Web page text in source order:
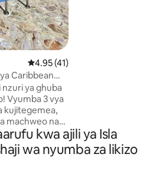
Ukadiriaji wa wastani wa 4.95
4.95 (41)
Caribbean
ya ghuba
Vyumba 3 vya
kujitegemea,
machweo na
usalama wa
kujitegemea
Wyndham
kwa ajili ya Isla
wa nyumba za likizo